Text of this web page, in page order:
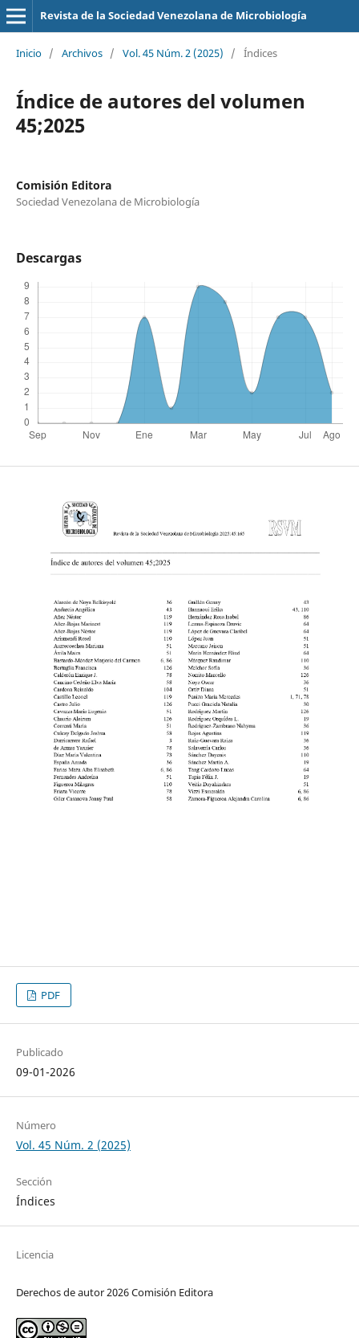
Revista de la Sociedad Venezolana de Microbiología
Inicio / Archivos / Vol. 45 Núm. 2 (2025) / Índices
Índice de autores del volumen
45;2025
Comisión Editora
Sociedad Venezolana de Microbiología
Descargas
PDF
Publicado
09-01-2026
Número
Vol. 45 Núm. 2 (2025)
Sección
Índices
Licencia
Derechos de autor 2026 Comisión Editora